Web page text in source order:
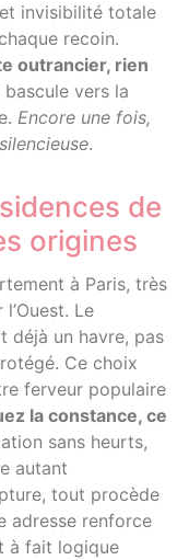
invisibilité totale
recoin.
outrancier, rien
vers la
Encore une fois,
.
de
origines
à Paris, très
Le
déjà un havre, pas
Ce choix
ferveur populaire
la constance, ce
sans heurts,
autant
tout procède
adresse renforce
à fait logique